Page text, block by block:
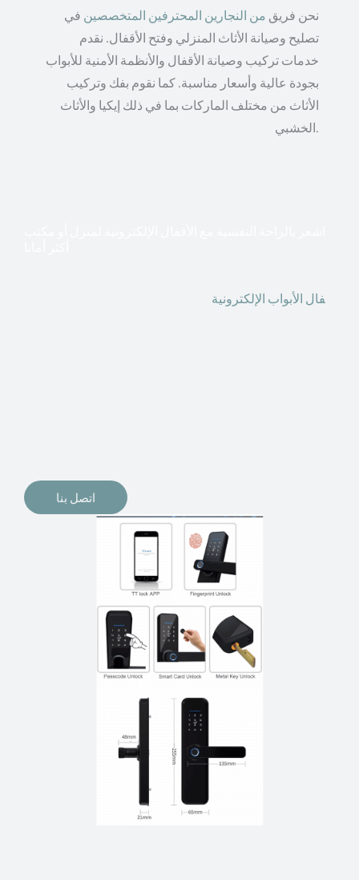
نحن فريق من النجارين المحترفين المتخصصين في
تصليح وصيانة الأثاث المنزلي وفتح الأقفال. نقدم
خدمات تركيب وصيانة الأقفال والأنظمة الأمنية للأبواب
بجودة عالية وأسعار مناسبة. كما نقوم بفك وتركيب
الأثاث من مختلف الماركات بما في ذلك إيكيا والأثاث
الخشبي.
فال الأبواب الإلكترونية
اتصل بنا